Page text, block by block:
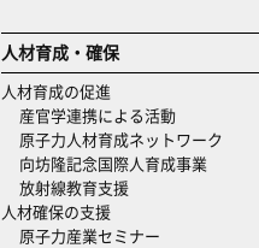
人材育成・確保
人材育成の促進
産官学連携による活動
原子力人材育成ネットワーク
向坊隆記念国際人育成事業
放射線教育支援
人材確保の支援
原子力産業セミナー